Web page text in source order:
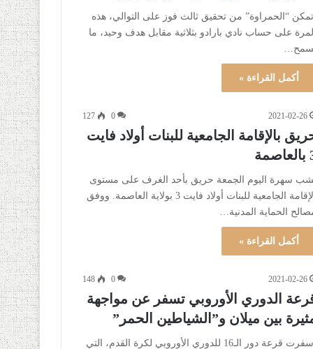
تمكن “الحمراوة” من تحقيق ثالث فوز على التوالي، هذه
المرة على حساب نادي بارادو بثلاثية مقابل هدف وحيد، ما
أكمل القراءة »
2021-02-26
0
127
بالإقامة الجامعية للبنات أولاد فايت
سهرة اليوم الجمعة حريق بأحد الغرف على مستوى
الإقامة الجامعية للبنات أولاد فايت 3 بولاية العاصمة. ووفق
الحماية المدنية…
أكمل القراءة »
2021-02-26
0
148
الدوري الأوروبي تسفر عن مواجهة
بين ميلان و”الشياطين الحمر”
أسفرت قرعة دور الـ16 للدوري الأوروبي لكرة القدم، التي